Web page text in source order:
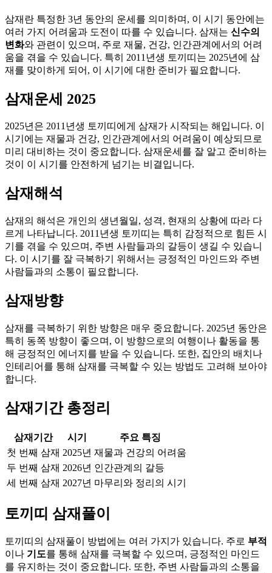
삼재란 특정한 3년 동안의 운세를 의미하며, 이 시기 동안에는
여러 가지 어려움과 도전이 따를 수 있습니다. 삼재는 신수의
변화와 관련이 있으며, 주로 재물, 건강, 인간관계에서의 어려
움을 겪을 수 있습니다. 특히 2011년생 토끼띠는 2025년에 삼
재를 맞이하게 되어, 이 시기에 대한 준비가 필요합니다.
삼재운세 2025
2025년은 2011년생 토끼띠에게 삼재가 시작되는 해입니다. 이
시기에는 재물과 건강, 인간관계에서의 어려움이 예상되므로
미리 대비하는 것이 중요합니다. 삼재운세를 잘 알고 준비하는
것이 이 시기를 안전하게 넘기는 비결입니다.
삼재해석
삼재의 해석은 개인의 생년월일, 성격, 현재의 상황에 따라 다
르게 나타납니다. 2011년생 토끼띠는 특히 감정적으로 힘든 시
기를 겪을 수 있으며, 주변 사람들과의 갈등이 생길 수 있습니
다. 이 시기를 잘 극복하기 위해서는 긍정적인 마인드와 주변
사람들과의 소통이 필요합니다.
삼재방향
삼재를 극복하기 위한 방향은 매우 중요합니다. 2025년 동안은
특히 동쪽 방향이 좋으며, 이 방향으로의 여행이나 활동을 통
해 긍정적인 에너지를 받을 수 있습니다. 또한, 집안의 배치나
인테리어를 통해 삼재를 극복할 수 있는 방법도 고려해 보아야
합니다.
삼재기간 총정리
삼재기간 시기
주요 특징
첫 번째 삼재 2025년 재물과 건강의 어려움
두 번째 삼재 2026년 인간관계의 갈등
세 번째 삼재 2027년 마무리와 정리의 시기
토끼띠 삼재풀이
토끼띠의 삼재풀이 방법에는 여러 가지가 있습니다. 주로 부적
이나 기도를 통해 삼재를 극복할 수 있으며, 긍정적인 마인드
를 유지하는 것이 중요합니다. 또한, 주변 사람들과의 소통을